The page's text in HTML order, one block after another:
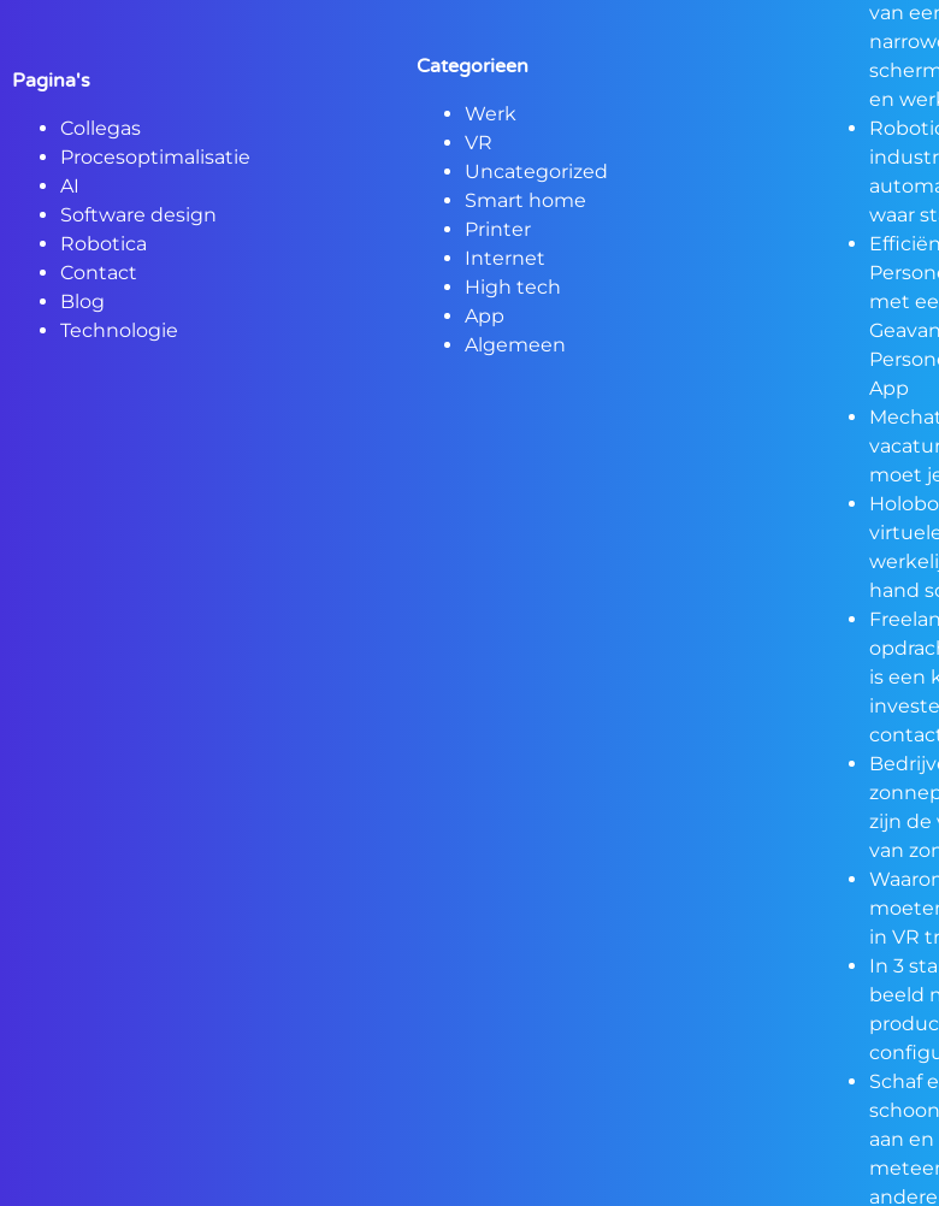
Pagina's
Collegas
Procesoptimalisatie
AI
Software design
Robotica
Contact
Blog
Technologie
Categorieen
Werk
VR
Uncategorized
Smart home
Printer
Internet
High tech
App
Algemeen
van
en
waar
met
App
moet
hand
is een
zijn de
van
in VR
In 3
beeld
Schaf
aan